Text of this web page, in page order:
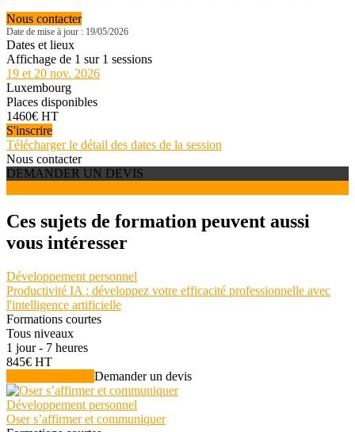
Nous contacter
Date de mise à jour : 19/05/2026
Dates et lieux
Affichage de 1 sur 1 sessions
19 et 20 nov. 2026
Luxembourg
Places disponibles
1460€ HT
S'inscrire
Télécharger le détail des dates de la session
Nous contacter
DEMANDER UN DEVIS
Ces sujets de formation peuvent aussi
vous intéresser
Développement personnel
Productivité IA : développez votre efficacité professionnelle avec
l'intelligence artificielle
Formations courtes
Tous niveaux
1 jour - 7 heures
845€ HT
Demander un devis
Développement personnel
Oser s’affirmer et communiquer